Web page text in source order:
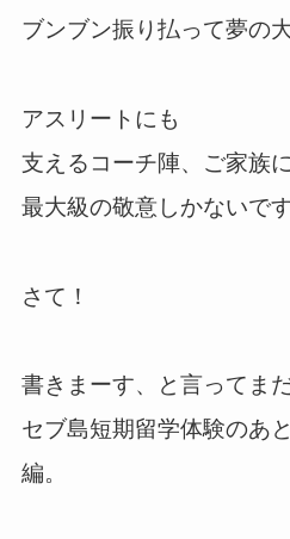
ブンブン振り払って夢の大
アスリートにも
支えるコーチ陣、ご家族
最大級の敬意しかないです
さて！
書きまーす、と言ってま
セブ島短期留学体験のあ
編。